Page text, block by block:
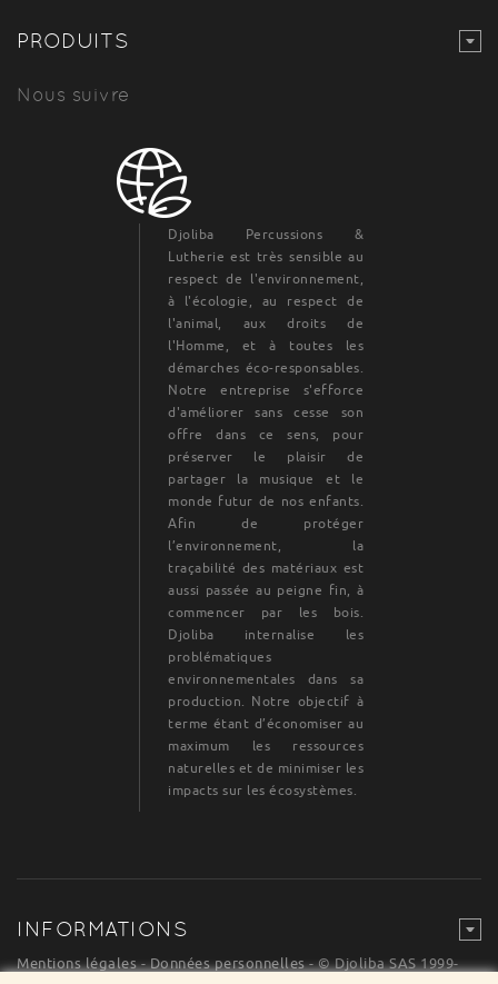
PRODUITS
Nous suivre
Djoliba Percussions &
Lutherie est très sensible au
respect de l'environnement,
à l'écologie, au respect de
l'animal, aux droits de
l'Homme, et à toutes les
démarches éco-responsables.
Notre entreprise s'efforce
d'améliorer sans cesse son
offre dans ce sens, pour
préserver le plaisir de
partager la musique et le
monde futur de nos enfants.
Afin de protéger
l’environnement, la
traçabilité des matériaux est
aussi passée au peigne fin, à
commencer par les bois.
Djoliba internalise les
problématiques
environnementales dans sa
production. Notre objectif à
terme étant d’économiser au
maximum les ressources
naturelles et de minimiser les
impacts sur les écosystèmes.
INFORMATIONS
Mentions légales-Données personnelles- © Djoliba SAS 1999-